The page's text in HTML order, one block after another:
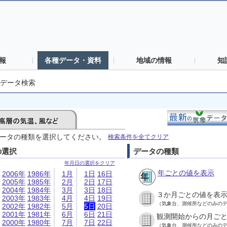
各種データ・資料 地域の情報 知
ータ検索
タの種類を選択してください。 検索条件を全てクリア
択
年月日の選択をクリア
2006年
2005年
2004年
2003年
2002年
2001年
2000年
1986年
1985年
1984年
1983年
1982年
1981年
1980年
1月
2月
3月
4月
5月
6月
7月
1日
2日
3日
4日
5日
6日
7日
16日
17日
18日
19日
20日
21日
22日
データの種類
年ごとの値を表示
３か月ごとの値を表示
（気象台、測候所などのみの
観測開始からの月ご
（気象台、測候所などのみの